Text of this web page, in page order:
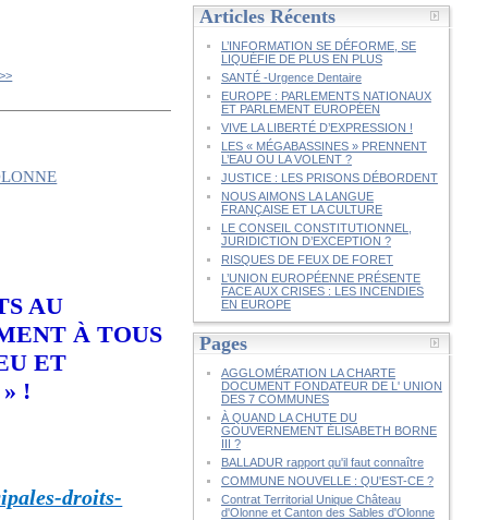
AU
À TOUS
ET
!
droits-
Articles Récents
L’INFORMATION SE DÉFORME, SE
LIQUÉFIE DE PLUS EN PLUS
SANTÉ -Urgence Dentaire
EUROPE : PARLEMENTS NATIONAUX
ET PARLEMENT EUROPÉEN
VIVE LA LIBERTÉ D’EXPRESSION !
LES « MÉGABASSINES » PRENNENT
L’EAU OU LA VOLENT ?
JUSTICE : LES PRISONS DÉBORDENT
NOUS AIMONS LA LANGUE
FRANÇAISE ET LA CULTURE
LE CONSEIL CONSTITUTIONNEL,
JURIDICTION D’EXCEPTION ?
RISQUES DE FEUX DE FORET
L’UNION EUROPÉENNE PRÉSENTE
FACE AUX CRISES : LES INCENDIES
EN EUROPE
Pages
AGGLOMÉRATION LA CHARTE
DOCUMENT FONDATEUR DE L' UNION
DES 7 COMMUNES
À QUAND LA CHUTE DU
GOUVERNEMENT ÉLISABETH BORNE
III ?
BALLADUR rapport qu'il faut connaître
COMMUNE NOUVELLE : QU'EST-CE ?
Contrat Territorial Unique Château
d'Olonne et Canton des Sables d'Olonne